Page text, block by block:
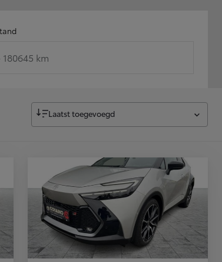
km
Laatst toegevoegd